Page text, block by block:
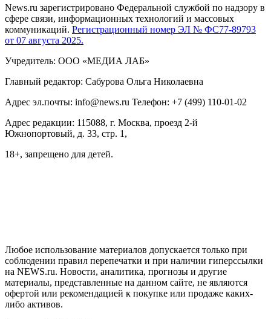
News.ru зарегистрировано Федеральной службой по надзору в
сфере связи, информационных технологий и массовых
коммуникаций. Регистрационный номер ЭЛ № ФС77-89793
от 07 августа 2025.
Учредитель: ООО «МЕДИА ЛАБ»
Главный редактор: Сабурова Ольга Николаевна
Адрес эл.почты: info@news.ru Телефон: +7 (499) 110-01-02
Адрес редакции: 115088, г. Москва, проезд 2-й
Южнопортовый, д. 33, стр. 1,
18+, запрещено для детей.
Любое использование материалов допускается только при
соблюдении правил перепечатки и при наличии гиперссылки
на NEWS.ru. Новости, аналитика, прогнозы и другие
материалы, представленные на данном сайте, не являются
офертой или рекомендацией к покупке или продаже каких-
либо активов.